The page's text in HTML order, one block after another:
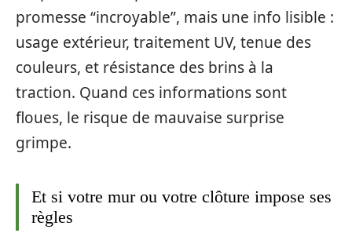
promesse “incroyable”, mais une info lisible :
usage extérieur, traitement UV, tenue des
couleurs, et résistance des brins à la
traction. Quand ces informations sont
floues, le risque de mauvaise surprise
grimpe.
Et si votre mur ou votre clôture impose ses
règles